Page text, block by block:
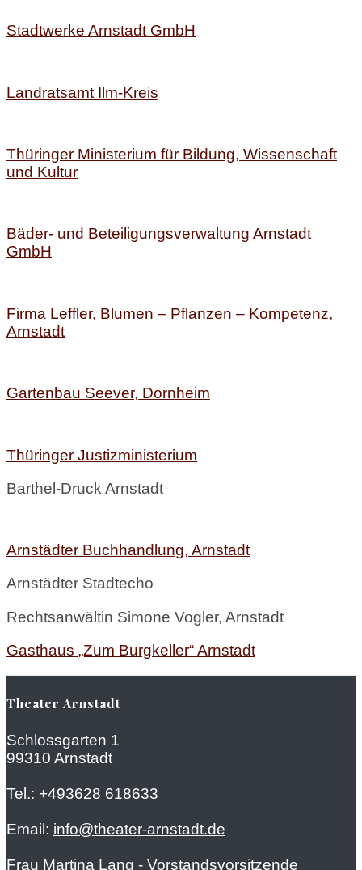
Stadtwerke Arnstadt GmbH
Landratsamt Ilm-Kreis
Thüringer Ministerium für Bildung, Wissenschaft
und Kultur
Bäder- und Beteiligungsverwaltung Arnstadt
GmbH
Firma Leffler, Blumen – Pflanzen – Kompetenz,
Arnstadt
Gartenbau Seever, Dornheim
Thüringer Justizministerium
Barthel-Druck Arnstadt
Arnstädter Buchhandlung, Arnstadt
Arnstädter Stadtecho
Rechtsanwältin Simone Vogler, Arnstadt
Gasthaus „Zum Burgkeller“ Arnstadt
Theater Arnstadt
Schlossgarten 1
99310 Arnstadt
Tel.: +493628 618633
Email: info@theater-arnstadt.de
Frau Martina Lang - Vorstandsvorsitzende